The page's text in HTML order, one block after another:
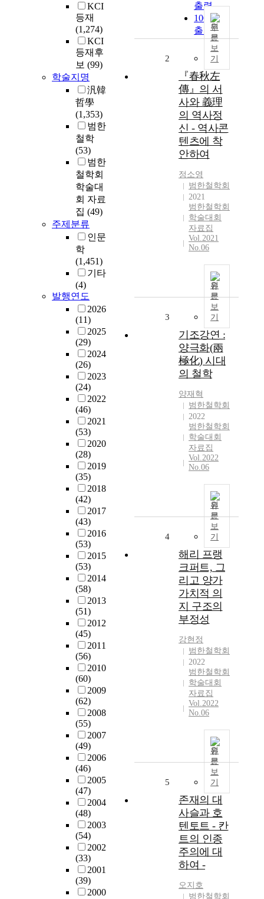
KCI
등재
(1,274)
KCI
등재후
보 (99)
학술지명
汎韓
哲學
(1,353)
범한
철학
(53)
범한
철학회
학술대
회 자료
집 (49)
주제분류
인문
학
(1,451)
기타
(4)
발행연도
2026
(11)
2025
(29)
2024
(26)
2023
(24)
2022
(46)
2021
(53)
2020
(28)
2019
(35)
2018
(42)
2017
(43)
2016
(53)
2015
(53)
2014
(58)
2013
(51)
2012
(45)
2011
(56)
2010
(60)
2009
(62)
2008
(55)
2007
(49)
2006
(46)
2005
(47)
2004
(48)
2003
(54)
2002
(33)
2001
(39)
2000
출력
100개씩
출력원
문
보
기
2
『春秋左
傳』의 서
사와 義理
의 역사정
신 - 역사콘
텐츠에 착
안하여
정소영
범한철학회
2021
범한철학회
학술대회
자료집
Vol.2021
No.06
원
문
보
기
3
기조강연 :
양극화(兩
極化) 시대
의 철학
양재혁
범한철학회
2022
범한철학회
학술대회
자료집
Vol.2022
No.06
원
문
보
기
4
해리 프랭
크퍼트, 그
리고 양가
가치적 의
지 구조의
부정성
강현정
범한철학회
2022
범한철학회
학술대회
자료집
Vol.2022
No.06
원
문
보
기
5
존재의 대
사슬과 호
텐토트 - 칸
트의 인종
주의에 대
하여 -
오지호
범한철학회